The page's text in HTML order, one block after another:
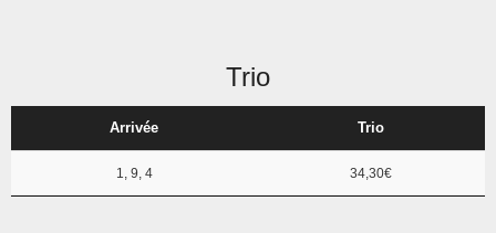
Trio
Arrivée Trio
1, 9, 4 34,30€